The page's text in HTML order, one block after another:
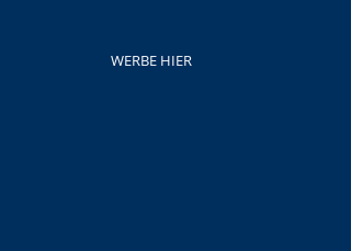
WERBE HIER